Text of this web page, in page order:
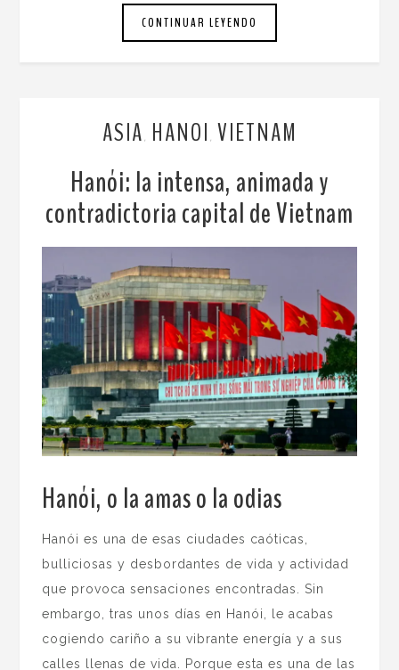
CONTINUAR LEYENDO
ASIA HANOI VIETNAM
Hanói: la intensa, animada y
contradictoria capital de Vietnam
Hanói, o la amas o la odias
Hanói es una de esas ciudades caóticas,
bulliciosas y desbordantes de vida y actividad
que provoca sensaciones encontradas. Sin
embargo, tras unos días en Hanói, le acabas
cogiendo cariño a su vibrante energía y a sus
calles llenas de vida. Porque esta es una de las